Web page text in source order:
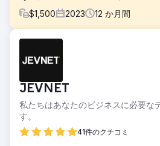
$1,500 2023 12 か月間
ジェンさんは、Google の最初のペ
労しており、ビンテージ クロージ
いたため、2 月に私たちに連絡して
Beyond Retro や The Vintage Store
争条件で競争したいと考えていまし
ソリューション
私たちのチームは、Vintage Folk の
JEVNET
私たちはあなたのビジネスに必要な
す。
41件のクチコミ